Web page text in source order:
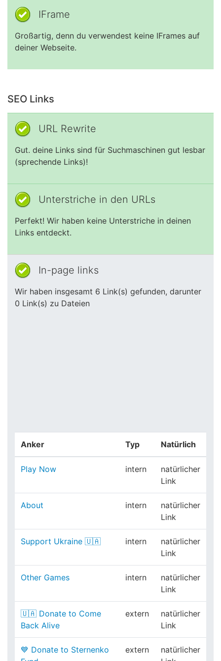
IFrame
Großartig, denn du verwendest keine IFrames auf
deiner Webseite.
SEO Links
URL Rewrite
Gut. deine Links sind für Suchmaschinen gut lesbar
(sprechende Links)!
Unterstriche in den URLs
Perfekt! Wir haben keine Unterstriche in deinen
Links entdeckt.
In-page links
Wir haben insgesamt 6 Link(s) gefunden, darunter
0 Link(s) zu Dateien
Anker Typ Natürlich
Play Now intern
natürlicher
Link
About intern
natürlicher
Link
Support Ukraine 🇺🇦 intern
natürlicher
Link
Other Games intern
natürlicher
Link
🇺🇦 Donate to Come
Back Alive
extern
natürlicher
Link
💙 Donate to Sternenko
extern
natürlicher